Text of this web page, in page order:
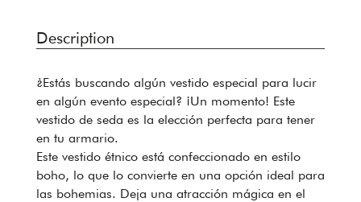
Description
¿Estás buscando algún vestido especial para lucir
en algún evento especial? ¡Un momento! Este
vestido de seda es la elección perfecta para tener
en tu armario.
Este vestido étnico está confeccionado en estilo
boho, lo que lo convierte en una opción ideal para
las bohemias. Deja una atracción mágica en el